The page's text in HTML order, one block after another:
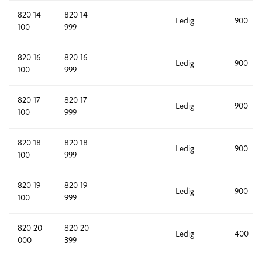
820 14
100
820 14
999
Ledig 900
820 16
100
820 16
999
Ledig 900
820 17
100
820 17
999
Ledig 900
820 18
100
820 18
999
Ledig 900
820 19
100
820 19
999
Ledig 900
820 20
000
820 20
399
Ledig 400